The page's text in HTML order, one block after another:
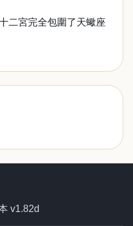
二宮完全包圍了天蠍座
v1.82d